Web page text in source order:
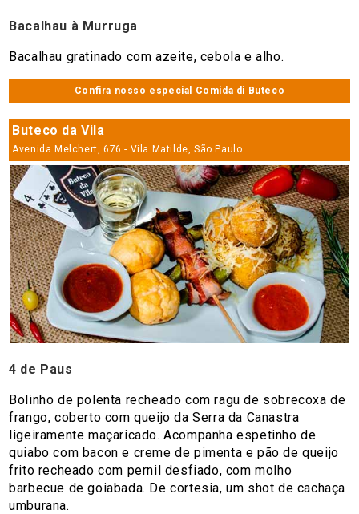
Bacalhau à Murruga
Bacalhau gratinado com azeite, cebola e alho.
Confira nosso especial Comida di Buteco
Buteco da Vila
Avenida Melchert, 676 - Vila Matilde, São Paulo
4 de Paus
Bolinho de polenta recheado com ragu de sobrecoxa de
frango, coberto com queijo da Serra da Canastra
ligeiramente maçaricado. Acompanha espetinho de
quiabo com bacon e creme de pimenta e pão de queijo
frito recheado com pernil desfiado, com molho
barbecue de goiabada. De cortesia, um shot de cachaça
umburana.